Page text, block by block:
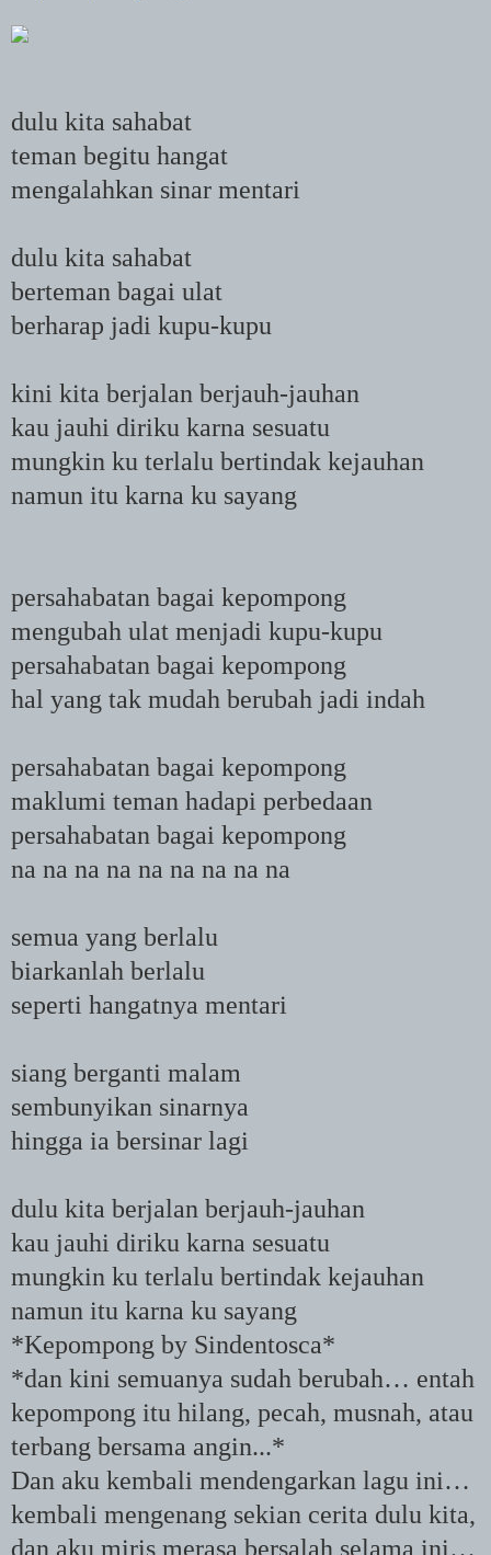
dulu kita sahabat
teman begitu hangat
mengalahkan sinar mentari
dulu kita sahabat
berteman bagai ulat
berharap jadi kupu-kupu
kini kita berjalan berjauh-jauhan
kau jauhi diriku karna sesuatu
mungkin ku terlalu bertindak kejauhan
namun itu karna ku sayang
persahabatan bagai kepompong
mengubah ulat menjadi kupu-kupu
persahabatan bagai kepompong
hal yang tak mudah berubah jadi indah
persahabatan bagai kepompong
maklumi teman hadapi perbedaan
persahabatan bagai kepompong
na na na na na na na na na
semua yang berlalu
biarkanlah berlalu
seperti hangatnya mentari
siang berganti malam
sembunyikan sinarnya
hingga ia bersinar lagi
dulu kita berjalan berjauh-jauhan
kau jauhi diriku karna sesuatu
mungkin ku terlalu bertindak kejauhan
namun itu karna ku sayang
*Kepompong by Sindentosca*
*dan kini semuanya sudah berubah… entah
kepompong itu hilang, pecah, musnah, atau
terbang bersama angin...*
Dan aku kembali mendengarkan lagu ini…
kembali mengenang sekian cerita dulu kita,
dan aku miris merasa bersalah selama ini…